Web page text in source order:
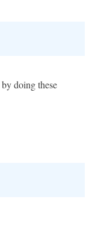
doing these